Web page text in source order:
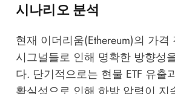
시나리오 분석
현재 이더리움(Ethereum)의 가
시그널들로 인해 명확한 방향성
다. 단기적으로는 현물 ETF 유출